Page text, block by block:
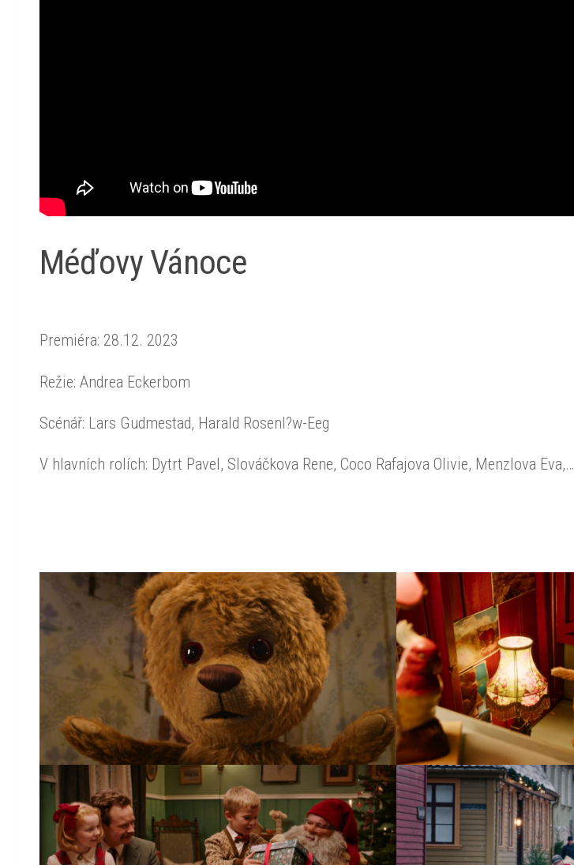
Méďovy Vánoce
Premiéra: 28.12. 2023
Režie: Andrea Eckerbom
Scénář: Lars Gudmestad, Harald Rosenl?w-Eeg
V hlavních rolích: Dytrt Pavel, Slováčkova Rene, Coco Rafajova Olivie, Menzlova Eva,…